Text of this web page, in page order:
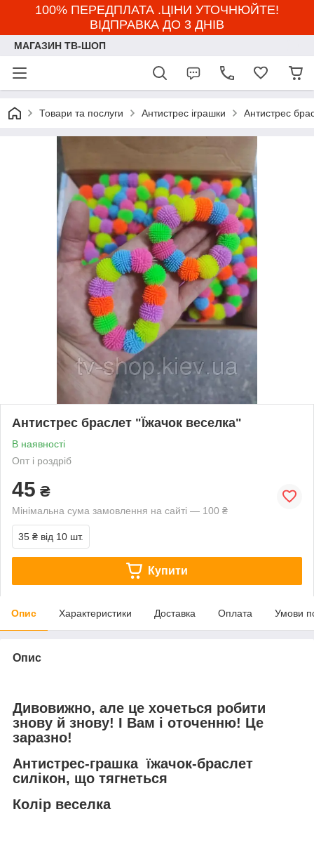
100% ПЕРЕДПЛАТА .ЦІНИ УТОЧНЮЙТЕ!
ВІДПРАВКА ДО 3 ДНІВ
МАГАЗИН ТВ-ШОП
Товари та послуги Антистрес іграшки Антистрес
Антистрес браслет "Їжачок веселка"
В наявності
Опт і роздріб
45 ₴
Мінімальна сума замовлення на сайті — 100 ₴
35 ₴ від 10 шт.
Купити
Опис Характеристики Доставка Оплата Умови
Опис
Дивовижно, але це хочеться робити
знову й знову! І Вам і оточенню! Це
заразно!
Антистрес-грашка їжачок-браслет
силікон, що тягнеться
Колір веселка